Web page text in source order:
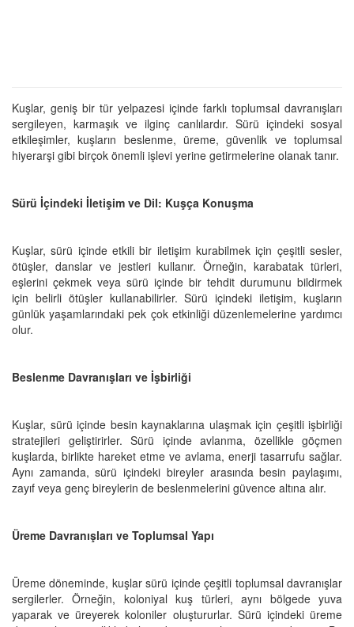
Kuşlar, geniş bir tür yelpazesi içinde farklı toplumsal davranışları
sergileyen, karmaşık ve ilginç canlılardır. Sürü içindeki sosyal
etkileşimler, kuşların beslenme, üreme, güvenlik ve toplumsal
hiyerarşi gibi birçok önemli işlevi yerine getirmelerine olanak tanır.
Sürü İçindeki İletişim ve Dil: Kuşça Konuşma
Kuşlar, sürü içinde etkili bir iletişim kurabilmek için çeşitli sesler,
ötüşler, danslar ve jestleri kullanır. Örneğin, karabatak türleri,
eşlerini çekmek veya sürü içinde bir tehdit durumunu bildirmek
için belirli ötüşler kullanabilirler. Sürü içindeki iletişim, kuşların
günlük yaşamlarındaki pek çok etkinliği düzenlemelerine yardımcı
olur.
Beslenme Davranışları ve İşbirliği
Kuşlar, sürü içinde besin kaynaklarına ulaşmak için çeşitli işbirliği
stratejileri geliştirirler. Sürü içinde avlanma, özellikle göçmen
kuşlarda, birlikte hareket etme ve avlama, enerji tasarrufu sağlar.
Aynı zamanda, sürü içindeki bireyler arasında besin paylaşımı,
zayıf veya genç bireylerin de beslenmelerini güvence altına alır.
Üreme Davranışları ve Toplumsal Yapı
Üreme döneminde, kuşlar sürü içinde çeşitli toplumsal davranışlar
sergilerler. Örneğin, koloniyal kuş türleri, aynı bölgede yuva
yaparak ve üreyerek koloniler oluştururlar. Sürü içindeki üreme